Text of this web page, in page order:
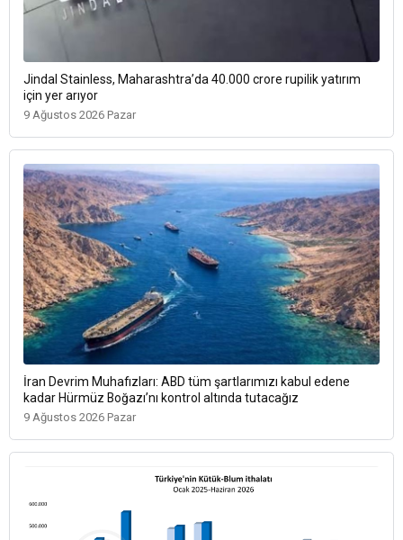
Jindal Stainless, Maharashtra’da 40.000 crore rupilik yatırım
için yer arıyor
9 Ağustos 2026 Pazar
İran Devrim Muhafızları: ABD tüm şartlarımızı kabul edene
kadar Hürmüz Boğazı’nı kontrol altında tutacağız
9 Ağustos 2026 Pazar